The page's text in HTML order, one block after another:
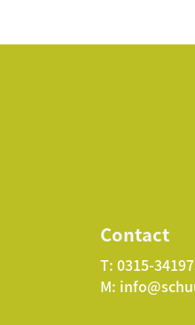
Contact
T: 0315-
M: